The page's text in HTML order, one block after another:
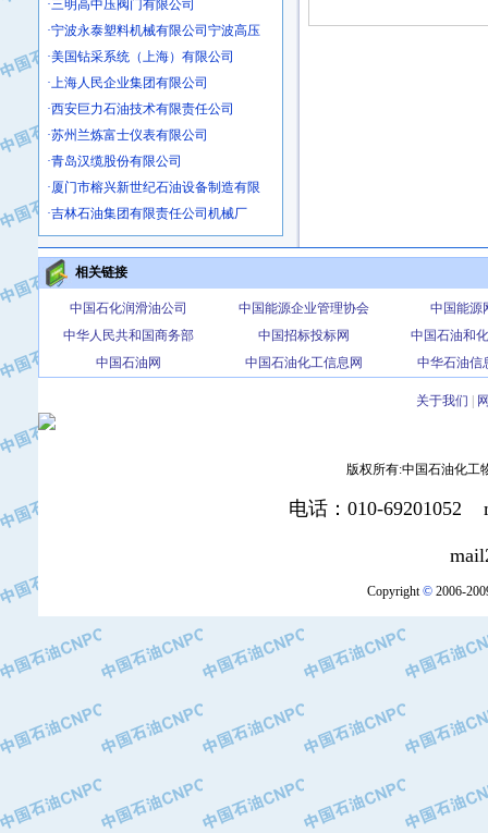
·宁波永泰塑料机械有限公司宁波高压
·美国钻采系统（上海）有限公司
·上海人民企业集团有限公司
·西安巨力石油技术有限责任公司
·苏州兰炼富士仪表有限公司
·青岛汉缆股份有限公司
·厦门市榕兴新世纪石油设备制造有限
·吉林石油集团有限责任公司机械厂
·大港油田集团中成机械制造有限公司
·承德司达石油装备开发公司
·大港油田集团中成机械制造有限公司
·四川明星电缆有限公司
·中国石油大庆石油化工总厂
·北京三盈联合石油技术有限公司
·中国石油化工股份有限公司催化剂长
·北京中旭阳光石油天然气科技有限公
·河北保定天威集团特变电气有限公司
·中国石油抚顺石化公司
·中国石油辽阳石油化纤公司
·中国石油兰州石油化工公司
·大庆油田飞马有限公司
·中国石油辽河油田分公司
·中国石油华北油田公司
相关链接
中国石化润滑油公司 中国能源企业管理协会
中国能源
中华人民共和国商务部
中国招标投标网
中国石油和
中国石油网
中国石油化工信息网 中华石油信
关于我们
版权所有:中国石油化工
电话：010-69201052
Copyright©2006-